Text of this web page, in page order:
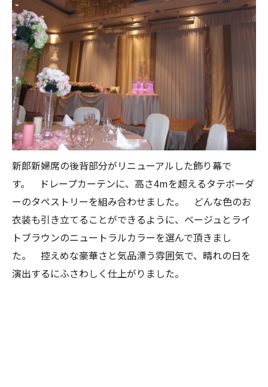
新郎新婦席の後背部分がリニューアルした飾り幕で
す。 ドレープカーテンに、高さ4mを超えるタテボーダ
ーのタペストリーを組み合わせました。 どんな色のお
衣装も引き立てることができるように、ベージュとライ
トブラウンのニュートラルカラーを選んで頂きまし
た。 控えめな豪華さと気品漂う雰囲気で、晴れの日を
演出するにふさわしく仕上がりました。